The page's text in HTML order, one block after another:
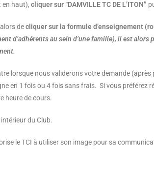
en haut), cliquer sur “DAMVILLE TC DE L’ITON”
decliquer sur la formule d’enseignement
d’adhérents au sein d’une famille), il est
lorsque nous validerons votre demande
en 1 fois ou 4 fois sans frais. Si vous préférez
heure de cours.
du Club.
le TCI à utiliser son image pour sa